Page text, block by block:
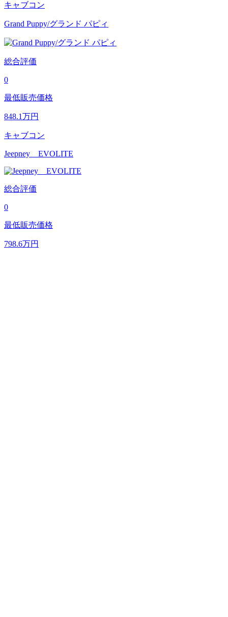
キャブコン
Grand Puppy/グランド パピィ
総合評価
0
最低販売価格
848.1万円
キャブコン
Jeepney EVOLITE
総合評価
0
最低販売価格
798.6万円